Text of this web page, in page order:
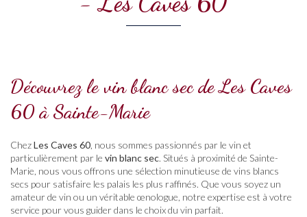
Découvrez le vin blanc sec de Les Caves
60 à Sainte-Marie
ChezLes Caves 60 , nous sommes passionnés par le vin et
particulièrement par le vin blanc sec. Situés à proximité de Sainte-
Marie, nous vous offrons une sélection minutieuse de vins blancs
secs pour satisfaire les palais les plus raffinés. Que vous soyez un
amateur de vin ou un véritable œnologue, notre expertise est à votre
service pour vous guider dans le choix du vin parfait.